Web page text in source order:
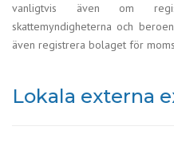
vanligtvis även om
skattemyndigheterna och
även registrera bolaget för
Lokala externa